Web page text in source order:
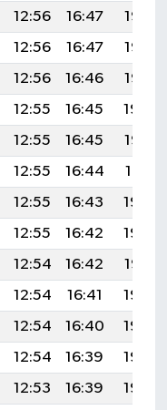
12:56 16:47
19:58
12:56 16:47
19:57
12:56 16:46
19:55
12:55 16:45
19:54
12:55 16:45
19:52
12:55 16:44
19:51
12:55 16:43
19:50
12:55 16:42
19:48
12:54 16:42
19:47
12:54 16:41
19:45
12:54 16:40
19:44
12:54 16:39
19:42
12:53 16:39
19:40